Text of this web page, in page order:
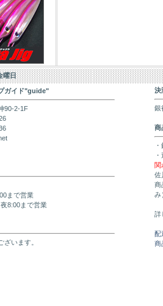
曜日
ガイド"guide"
90-2-1F
まで営業
8:00まで営業
ざいます。
決
銀
商
関
佐
商
み
詳
配
商